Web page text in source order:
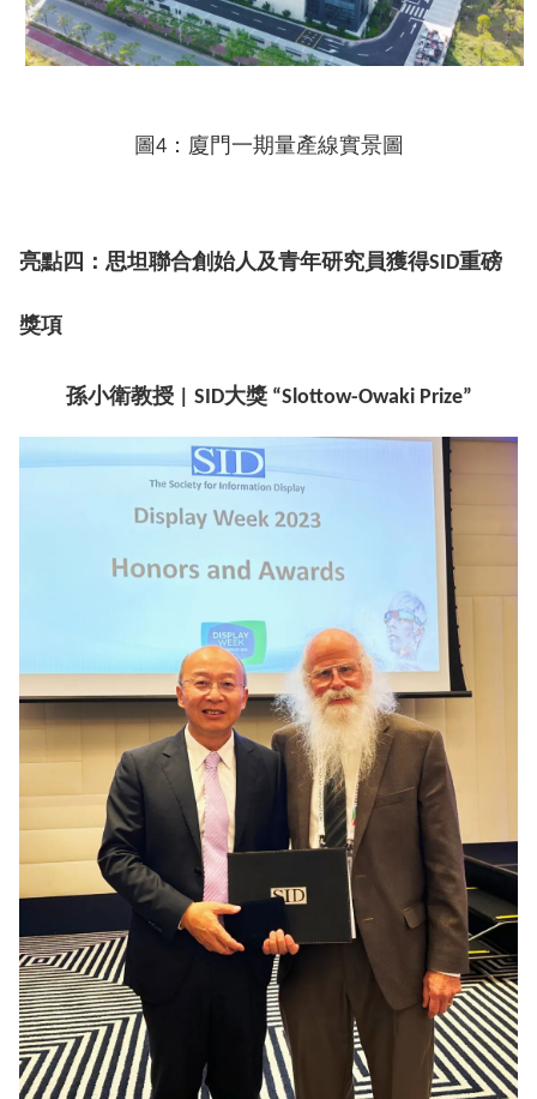
圖4：廈門一期量產線實景圖
亮點四：思坦聯合創始人及青年研究員獲得SID重磅
獎項
孫小衛教授| SID大獎 “Slottow-Owaki Prize”